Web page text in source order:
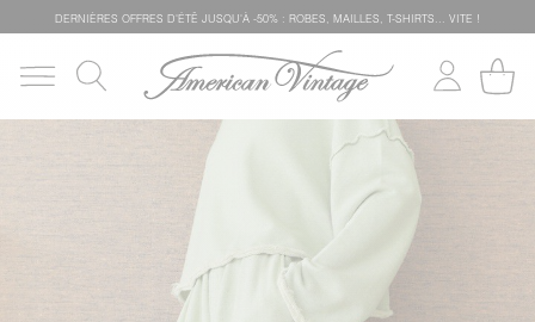
DERNIÈRES OFFRES D'ÉTÊ JUSQU'À -50% : ROBES, MAILLES, T-SHIRTS... VITE !